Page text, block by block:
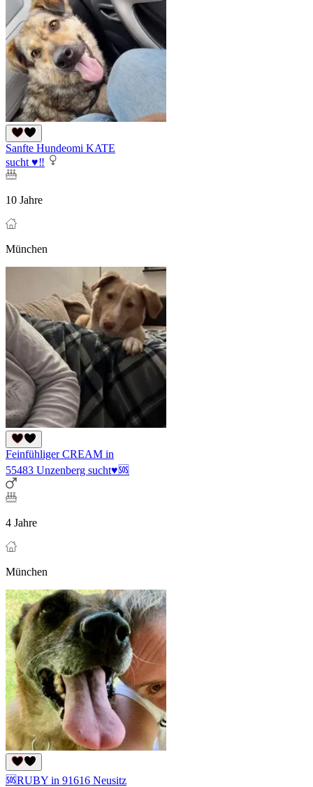
Sanfte Hundeomi KATE
sucht ♥‼
10 Jahre
München
Feinfühliger CREAM in
55483 Unzenberg sucht♥🆘
4 Jahre
München
🆘RUBY in 91616 Neusitz